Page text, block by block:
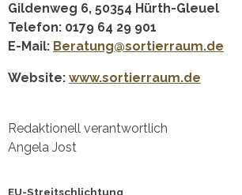
Gildenweg 6, 50354 Hürth-Gleuel
Telefon: 0179 64 29 901
E-Mail: Beratung@sortierraum.de
Website: www.sortierraum.de
Redaktionell verantwortlich
Angela Jost
EU-Streitschlichtung